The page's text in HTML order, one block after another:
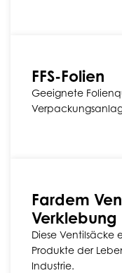
FFS-Folien
Geeignete
Fardem
Verklebung
Diese Ventilsäcke
Produkte der
Industrie.